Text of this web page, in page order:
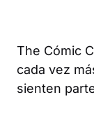
The Cómic
cada vez
sienten